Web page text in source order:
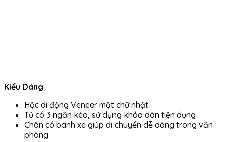
Kiểu Dáng
Hộc di động Veneer mặt chữ nhật
Tủ có 3 ngăn kéo, sử dụng khóa dàn tiện dụng
Chân có bánh xe giúp di chuyển dễ dàng trong văn
phòng